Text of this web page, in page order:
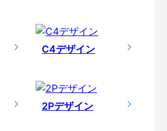
C4デザイン
2Pデザイン